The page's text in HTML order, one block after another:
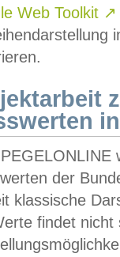
Web Toolkit ↗
der
klassische
findet